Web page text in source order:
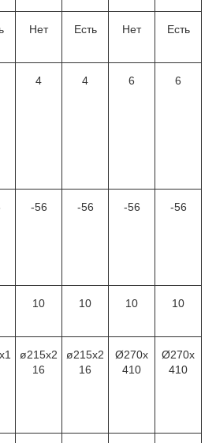
Нет Есть Нет Есть
4 4 6 6
-56 -56 -56 -56
10 10 10 10
ø215х2
16
ø215х2
16
Ø270х
410
Ø270х
410